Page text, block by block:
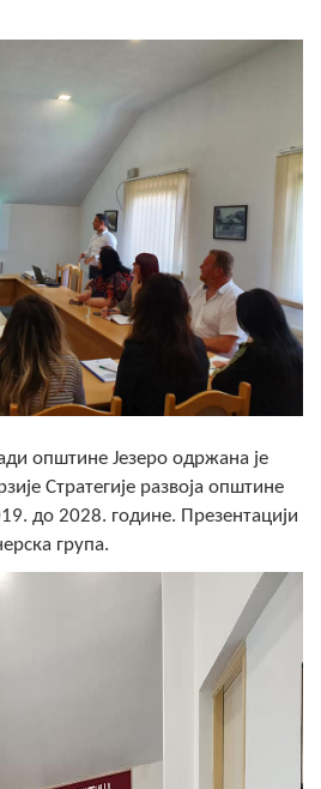
начелника
општине језеро
УПРАВА
општине Језеро одржана је
Стратегије развоја општине
до 2028. године. Презентацији
група.